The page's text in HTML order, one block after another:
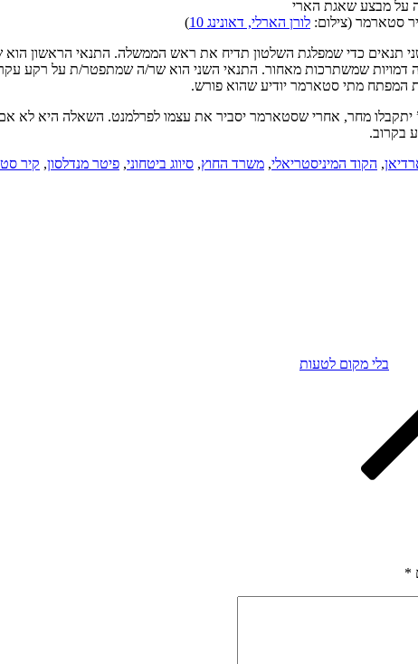
סטארמר (צילום: לורן הארלי, דאונינג 10
)
תנאים כדי שמפלגת השלטון תדיח את ראש הממשלה. התנאי הראשון הוא
דמויות שמשתרכות מאחור. התנאי השני הוא שר/ה שמתפטר/ת על רקע
מתי סטארמר יודיע שהוא פורש.
מחר, אחרי שסטארמר יסביר את עצמו לפרלמנט. השאלה היא לא
בקרוב.
, הקוד המיניסטריאלי, משרד החוץ, סיווג ביטחוני, פיטר מנדלסון, קיר
בלי מקום לטעות
*